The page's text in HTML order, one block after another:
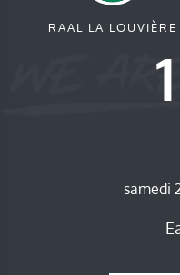
RAAL LA LOUVIÈRE
1
samedi